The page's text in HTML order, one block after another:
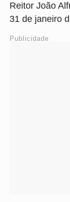
Reitor João
31 de janeiro
Publicidade